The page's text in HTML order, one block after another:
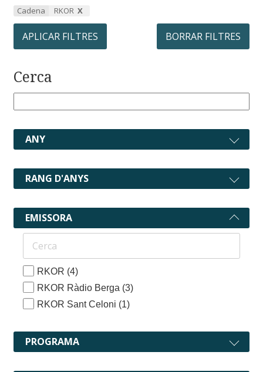
Cadena RKOR
APLICAR FILTRES BORRAR FILTRES
Cerca
ANY
RANG D'ANYS
EMISSORA
RKOR (4)
RKOR Ràdio Berga (3)
RKOR Sant Celoni (1)
PROGRAMA